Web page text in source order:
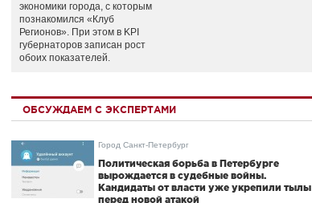
экономики города, с которым
познакомился «Клуб
Регионов». При этом в KPI
губернаторов записан рост
обоих показателей.
ОБСУЖДАЕМ С ЭКСПЕРТАМИ
Город Санкт-Петербург
Политическая борьба в Петербурге
вырождается в судебные войны.
Кандидаты от власти уже укрепили тылы
перед новой атакой